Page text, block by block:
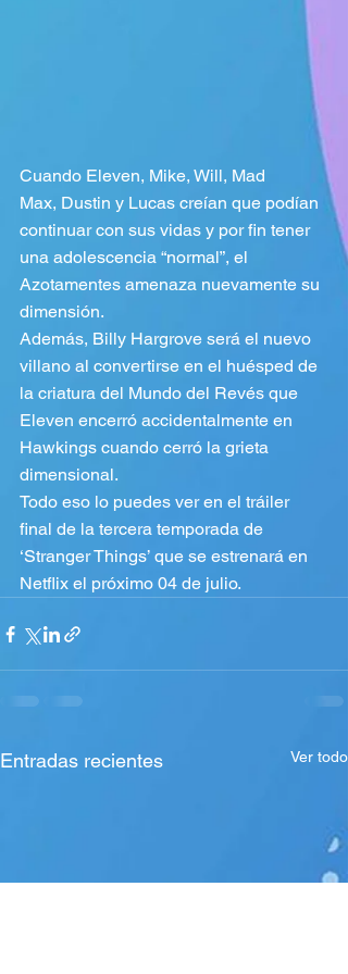
Cuando Eleven, Mike, Will, Mad
Max, Dustin y Lucas creían que podían
continuar con sus vidas y por fin tener
una adolescencia “normal”, el
Azotamentes amenaza nuevamente su
dimensión.
Además, Billy Hargrove será el nuevo
villano al convertirse en el huésped de
la criatura del Mundo del Revés que
Eleven encerró accidentalmente en
Hawkings cuando cerró la grieta
dimensional.
Todo eso lo puedes ver en el tráiler
final de la tercera temporada de
‘Stranger Things’ que se estrenará en
Netflix el próximo 04 de julio.
Entradas recientes Ver todo